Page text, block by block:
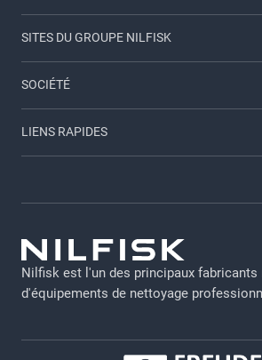
SITES DU GROUPE NILFISK
SOCIÉTÉ
A propos de nous
LIENS RAPIDES
Carriere
Connexion Employés
GDPR-FR
Declaration Nilfisk EGAPRO 2024
Politique de confidentialité
Nilfisk est l'un des principaux fabricants
d'équipements de nettoyage